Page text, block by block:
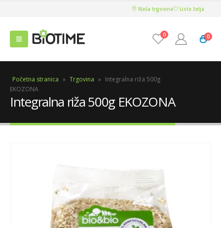
Naša trgovina Lista želja
0 0
Početna stranica » Trgovina » Integralna riža 500g
EKOZONA
Integralna riža 500g EKOZONA